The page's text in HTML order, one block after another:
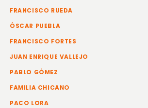
FRANCISCO RUEDA
ÓSCAR PUEBLA
FRANCISCO FORTES
JUAN ENRIQUE VALLEJO
PABLO GÓMEZ
FAMILIA CHICANO
PACO LORA